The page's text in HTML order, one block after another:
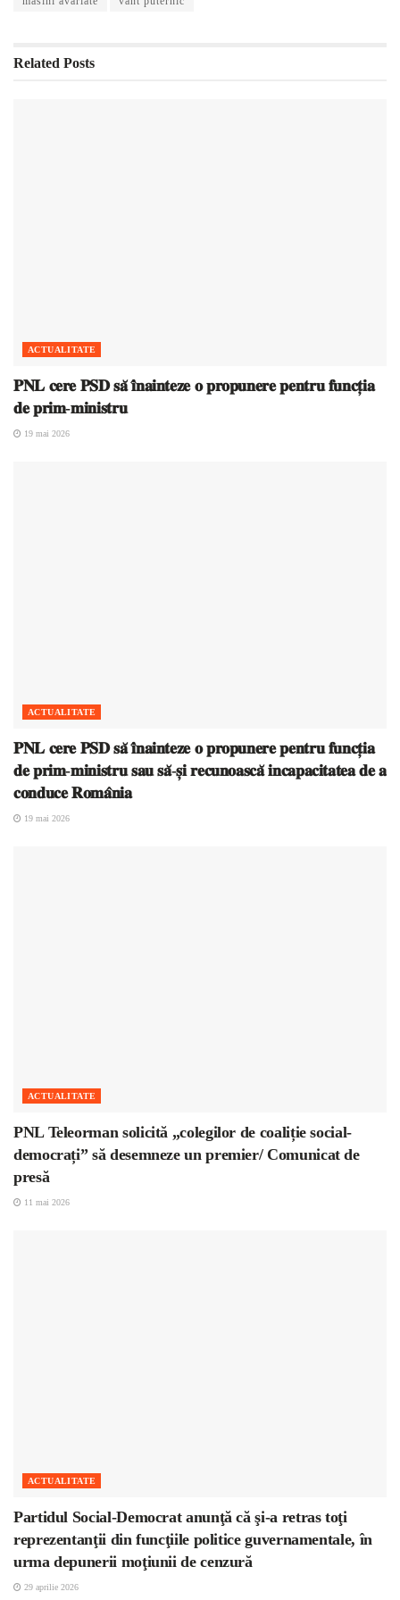
Related Posts
ACTUALITATE
𝐏𝐍𝐋 𝐜𝐞𝐫𝐞 𝐏𝐒𝐃 𝐬𝐚̆ 𝐢̂𝐧𝐚𝐢𝐧𝐭𝐞𝐳𝐞 𝐨 𝐩𝐫𝐨𝐩𝐮𝐧𝐞𝐫𝐞 𝐩𝐞𝐧𝐭𝐫𝐮 𝐟𝐮𝐧𝐜𝐭̦𝐢𝐚
𝐝𝐞 𝐩𝐫𝐢𝐦-𝐦𝐢𝐧𝐢𝐬𝐭𝐫𝐮
19 mai 2026
ACTUALITATE
𝐏𝐍𝐋 𝐜𝐞𝐫𝐞 𝐏𝐒𝐃 𝐬𝐚̆ 𝐢̂𝐧𝐚𝐢𝐧𝐭𝐞𝐳𝐞 𝐨 𝐩𝐫𝐨𝐩𝐮𝐧𝐞𝐫𝐞 𝐩𝐞𝐧𝐭𝐫𝐮 𝐟𝐮𝐧𝐜𝐭̦𝐢𝐚
𝐝𝐞 𝐩𝐫𝐢𝐦-𝐦𝐢𝐧𝐢𝐬𝐭𝐫𝐮 𝐬𝐚𝐮 𝐬𝐚̆-𝐬̦𝐢 𝐫𝐞𝐜𝐮𝐧𝐨𝐚𝐬𝐜𝐚̆ 𝐢𝐧𝐜𝐚𝐩𝐚𝐜𝐢𝐭𝐚𝐭𝐞𝐚 𝐝𝐞 𝐚
𝐜𝐨𝐧𝐝𝐮𝐜𝐞 𝐑𝐨𝐦𝐚̂𝐧𝐢𝐚
19 mai 2026
ACTUALITATE
PNL Teleorman solicită „colegilor de coaliție social-
democrați” să desemneze un premier/ Comunicat de
presă
11 mai 2026
ACTUALITATE
Partidul Social-Democrat anunţă că şi-a retras toţi
reprezentanţii din funcţiile politice guvernamentale, în
urma depunerii moţiunii de cenzură
29 aprilie 2026